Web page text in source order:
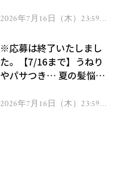
ヘアドライヤー ジュエル
2026年7月16日（木）23:59ま
※応募は終了いたしまし
た。【7/16まで】うねり
やパサつき… 夏の髪悩み
ムを13名様にプレゼン
2026年7月16日（木）23:59ま